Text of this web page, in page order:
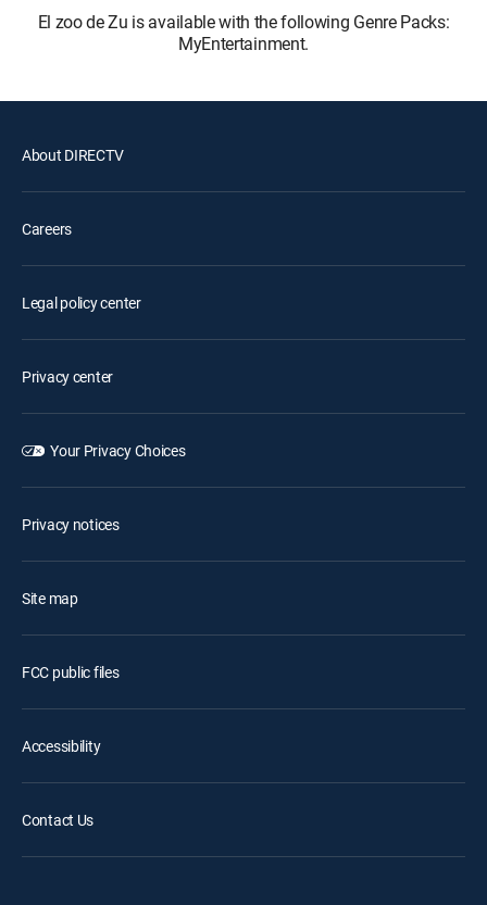
El zoo de Zu is available with the following Genre Packs:
MyEntertainment.
About DIRECTV
Careers
Legal policy center
Privacy center
Your Privacy Choices
Privacy notices
Site map
FCC public files
Accessibility
Contact Us